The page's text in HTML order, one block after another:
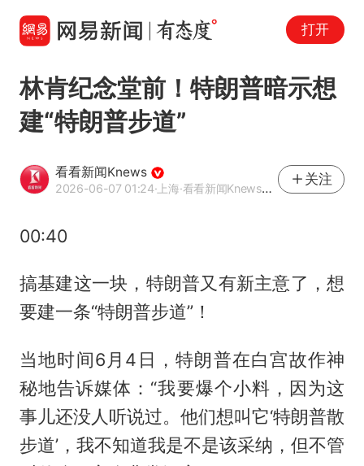
打开
林肯纪念堂前！特朗普暗示想
建“特朗普步道”
看看新闻Knews
2026-06-07 01:24·上海·看看新闻Knews官方网易号
关注
00:40
搞基建这一块，特朗普又有新主意了，想
要建一条“特朗普步道”！
当地时间6月4日，特朗普在白宫故作神
秘地告诉媒体：“我要爆个小料，因为这
事儿还没人听说过。他们想叫它‘特朗普散
步道’，我不知道我是不是该采纳，但不管